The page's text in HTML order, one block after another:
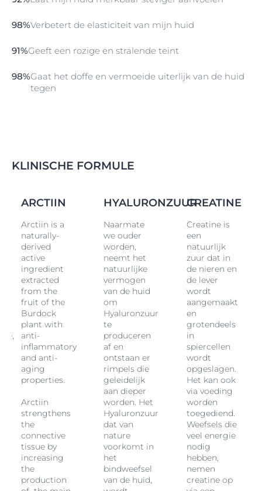
donkere vlekken als gevolg van de leeftijd.
De Dagcrème Rose bevat ook een SPF 30 en een
worden van rimpels door UV-stralen effectief te
voorkomen. 1 Gepatenteerd
B1) in Frankrijk, België, Nederland. 2 In vitro tests
98%Verbetert de elasticiteit van mijn huid
91%Geeft een rozige en stralende teint
98%Gaat het doffe en vermoeide uiterlijk van de huid
tegen
KLINISCHE FORMULE
ARCTIIN
Arctiin is a
naturally-
derived
active
ingredient
extracted
from the
fruit of the
Burdock
plant with
anti-
inflammatory
and anti-
aging
properties.
Arctiin
strengthens
the
connective
tissue by
increasing
the
production
HYALURONZUUR
Naarmate
we ouder
worden,
neemt het
natuurlijke
vermogen
van de huid
om
Hyaluronzuur
te
produceren
af en
ontstaan er
rimpels die
geleidelijk
aan dieper
worden. Het
Hyaluronzuur
dat van
nature
voorkomt in
het
bindweefsel
van de huid,
CREATINE
Creatine is
een
natuurlijk
zuur dat in
de nieren en
de lever
wordt
aangemaakt
en
grotendeels
in
spiercellen
wordt
opgeslagen.
Het kan ook
via voeding
worden
toegediend.
Weefsels die
veel energie
nodig
hebben,
nemen
creatine op